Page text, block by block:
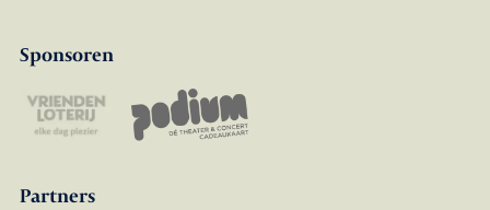
Sponsoren
Partners